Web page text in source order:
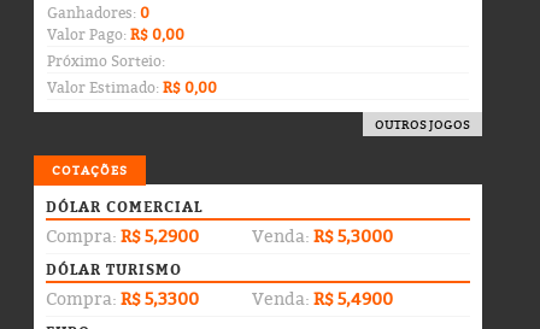
Ganhadores:0
Valor Pago:R$ 0,00
Próximo Sorteio:
Valor Estimado:R$ 0,00
OUTROS JOGOS
COTAÇÕES
DÓLAR COMERCIAL
Compra: R$ 5,2900 Venda: R$ 5,3000
DÓLAR TURISMO
Compra: R$ 5,3300 Venda: R$ 5,4900